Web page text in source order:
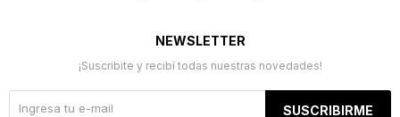
NEWSLETTER
¡Suscribite y recibí todas nuestras novedades!
SUSCRIBIRME